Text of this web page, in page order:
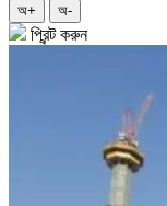
অ+ অ-
প্রিন্ট করুন